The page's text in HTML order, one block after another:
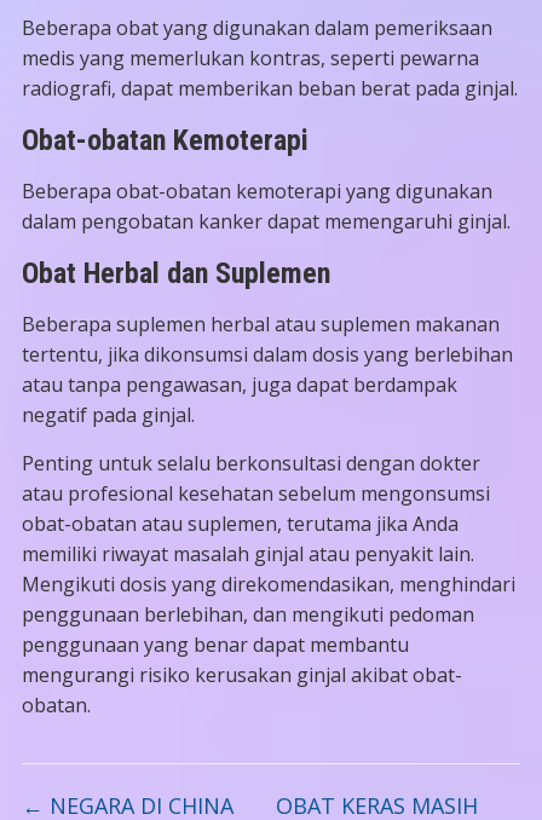
Beberapa obat yang digunakan dalam pemeriksaan
medis yang memerlukan kontras, seperti pewarna
radiografi, dapat memberikan beban berat pada ginjal.
Obat-obatan Kemoterapi
Beberapa obat-obatan kemoterapi yang digunakan
dalam pengobatan kanker dapat memengaruhi ginjal.
Obat Herbal dan Suplemen
Beberapa suplemen herbal atau suplemen makanan
tertentu, jika dikonsumsi dalam dosis yang berlebihan
atau tanpa pengawasan, juga dapat berdampak
negatif pada ginjal.
Penting untuk selalu berkonsultasi dengan dokter
atau profesional kesehatan sebelum mengonsumsi
obat-obatan atau suplemen, terutama jika Anda
memiliki riwayat masalah ginjal atau penyakit lain.
Mengikuti dosis yang direkomendasikan, menghindari
penggunaan berlebihan, dan mengikuti pedoman
penggunaan yang benar dapat membantu
mengurangi risiko kerusakan ginjal akibat obat-
obatan.
← NEGARA DI CHINA OBAT KERAS MASIH